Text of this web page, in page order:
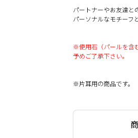
パートナーやお友達と
パーソナルなモチーフ
※使用石（パールを含
予めご了承下さい。
※片耳用の商品です。